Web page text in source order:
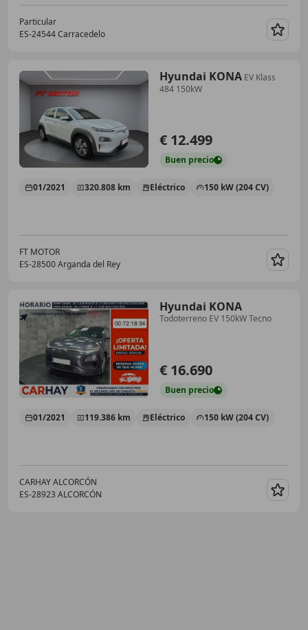
Particular
ES-24544 Carracedelo
Hyundai KONA EV Klass
484 150kW
€ 12.499
Buen precio
01/2021 320.808 km Eléctrico 150 kW (204 CV)
FT MOTOR
ES-28500 Arganda del Rey
Hyundai KONA
Todoterreno EV 150kW Tecno
€ 16.690
Buen precio
01/2021 119.386 km Eléctrico 150 kW (204 CV)
CARHAY ALCORCÓN
ES-28923 ALCORCÓN